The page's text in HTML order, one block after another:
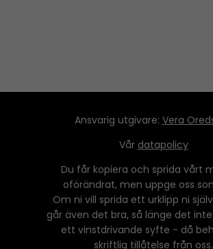
Ansvarig utgivare: Vera
Vår datapolicy
Du får kopiera och sprida vårt
oförändrat, men uppge oss
Om ni vill sprida ett urklipp ni
går även det bra, så länge det
ett vinstdrivande syfte - då
skriftlig tillåtelse från oss.